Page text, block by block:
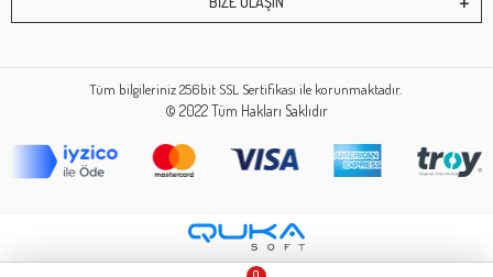
Tüm bilgileriniz 256bit SSL Sertifikası ile korunmaktadır.
© 2022Tüm Hakları Saklıdır